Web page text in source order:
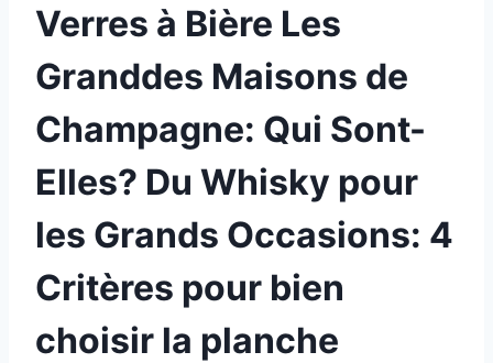
Verres à Bière Les
Granddes Maisons de
Champagne: Qui Sont-
Elles? Du Whisky pour
les Grands Occasions: 4
Critères pour bien
choisir la planche